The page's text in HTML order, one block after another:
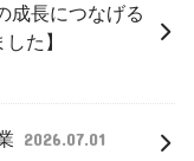
成長につなげる
た】
2026.07.01